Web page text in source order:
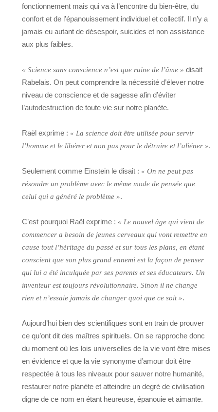
fonctionnement mais qui va à l’encontre du bien-être, du
confort et de l’épanouissement individuel et collectif. Il n’y a
jamais eu autant de désespoir, suicides et non assistance
aux plus faibles.
« Science sans conscience n’est que ruine de l’âme » disait
Rabelais. On peut comprendre la nécessité d’élever notre
niveau de conscience et de sagesse afin d’éviter
l’autodestruction de toute vie sur notre planète.
Raël exprime : « La science doit être utilisée pour servir
l’homme et le libérer et non pas pour le détruire et l’aliéner ».
Seulement comme Einstein le disait : « On ne peut pas
résoudre un problème avec le même mode de pensée que
celui qui a généré le problème ».
C’est pourquoi Raël exprime : « Le nouvel âge qui vient de
commencer a besoin de jeunes cerveaux qui vont remettre en
cause tout l’héritage du passé et sur tous les plans, en étant
conscient que son plus grand ennemi est la façon de penser
qui lui a été inculquée par ses parents et ses éducateurs. Un
inventeur est toujours révolutionnaire. Sinon il ne change
rien et n’essaie jamais de changer quoi que ce soit ».
Aujourd’hui bien des scientifiques sont en train de prouver
ce qu’ont dit des maîtres spirituels. On se rapproche donc
du moment où les lois universelles de la vie vont être mises
en évidence et que la vie synonyme d’amour doit être
respectée à tous les niveaux pour sauver notre humanité,
restaurer notre planète et atteindre un degré de civilisation
digne de ce nom en étant heureuse, épanouie et aimante.